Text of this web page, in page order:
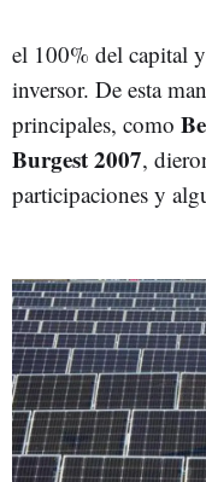
el 100% del capital
inversor. De esta
principales, como
Burgest 2007,
participaciones y